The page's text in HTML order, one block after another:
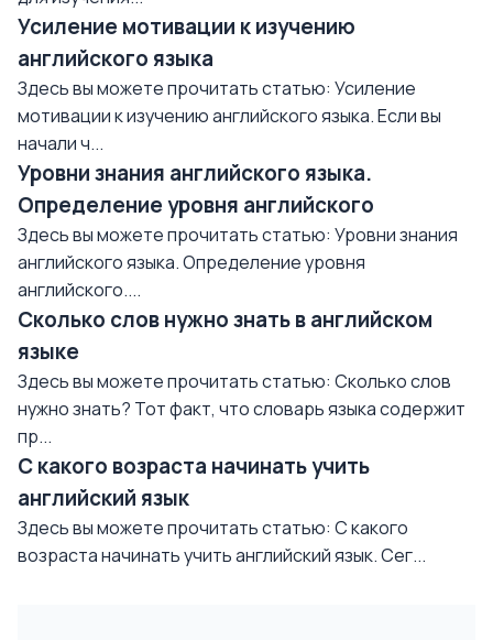
Усиление мотивации к изучению
английского языка
Здесь вы можете прочитать статью: Усиление
мотивации к изучению английского языка. Если вы
начали ч...
Уровни знания английского языка.
Определение уровня английского
Здесь вы можете прочитать статью: Уровни знания
английского языка. Определение уровня
английского....
Сколько слов нужно знать в английском
языке
Здесь вы можете прочитать статью: Сколько слов
нужно знать? Тот факт, что словарь языка содержит
пр...
С какого возраста начинать учить
английский язык
Здесь вы можете прочитать статью: С какого
возраста начинать учить английский язык. Сег...